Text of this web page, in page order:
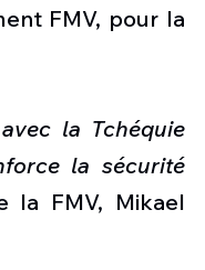
FMV, pour la
la Tchéquie
la sécurité
la FMV, Mikael